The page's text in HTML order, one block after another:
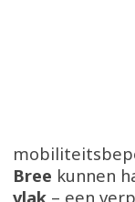
Bree kunnen
vlak – een